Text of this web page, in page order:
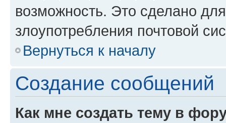
возможность. Это сделано
злоупотребления почтовой
Вернуться к началу
Создание сообщений
Как мне создать тему в